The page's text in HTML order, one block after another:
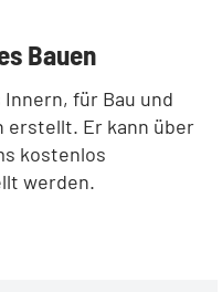
Bauen
für Bau und
erstellt. Er kann über
kostenlos
werden.